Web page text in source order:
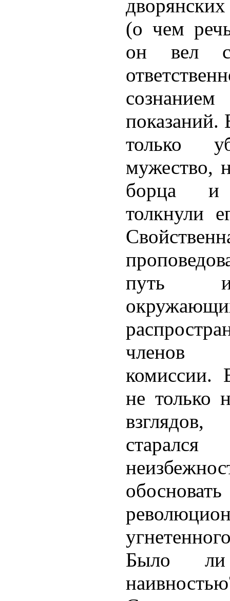
(о чем
он вел
показаний.
только
мужество,
борца и
толкнули
путь
членов
комиссии.
не только
Было